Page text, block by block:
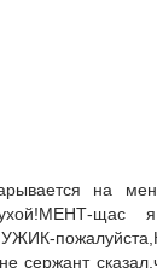
на
сержант